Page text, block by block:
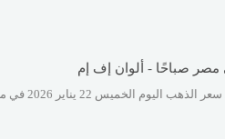
مع الساعة العاشرة صباحًا وذلك بعد تداول أعيرة […]